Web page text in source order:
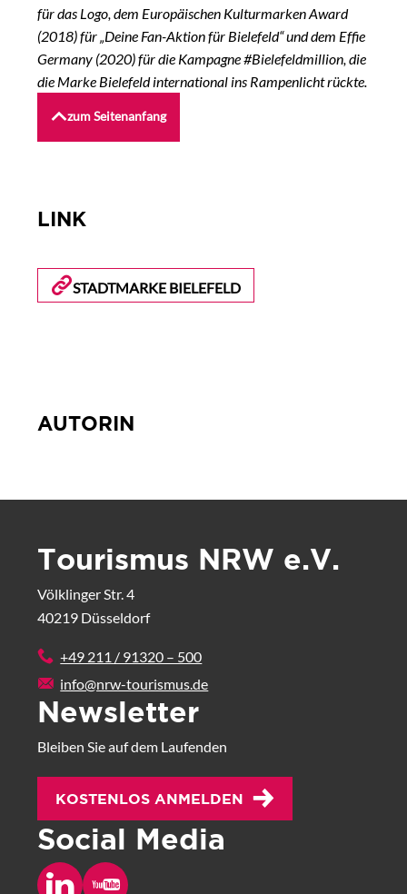
für das Logo, dem Europäischen Kulturmarken Award
(2018) für „Deine Fan-Aktion für Bielefeld“ und dem Effie
Germany (2020) für die Kampagne #Bielefeldmillion, die
die Marke Bielefeld international ins Rampenlicht rückte.
zum Seitenanfang
LINK
STADTMARKE BIELEFELD
AUTORIN
Tourismus NRW e.V.
Völklinger Str. 4
40219 Düsseldorf
+49 211 / 91320 – 500
info@nrw-tourismus.de
Newsletter
Bleiben Sie auf dem Laufenden
KOSTENLOS ANMELDEN
Social Media